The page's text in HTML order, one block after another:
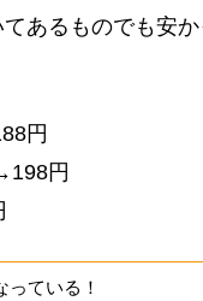
あるものでも安
円
円
ている！